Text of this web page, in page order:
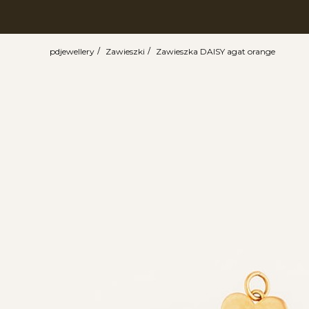
pdjewellery Zawieszki Zawieszka DAISY agat orange